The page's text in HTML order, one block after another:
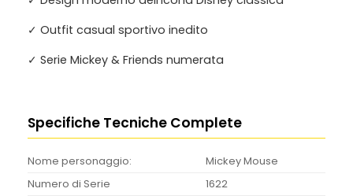
✓ Outfit casual sportivo inedito
✓ Serie Mickey & Friends numerata
Specifiche Tecniche Complete
Nome personaggio:
Mickey Mouse
Numero di Serie
1622